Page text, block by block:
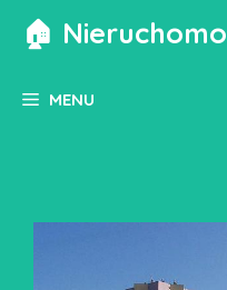
Przejdź
🏠
MENU